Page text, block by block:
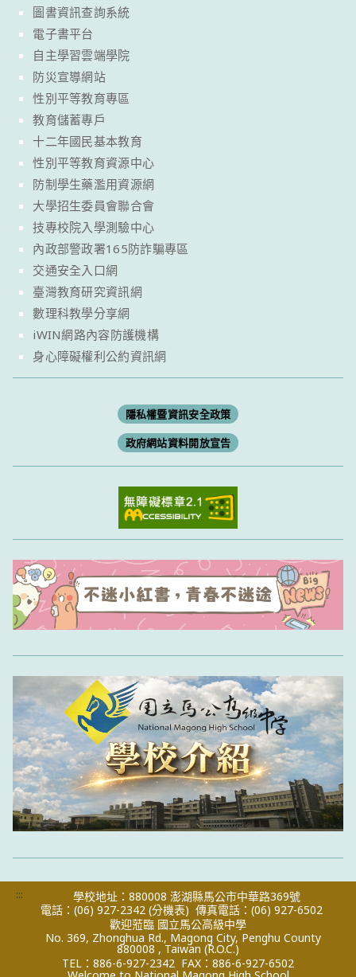
圖書資訊查詢系統
電子書平台
自主學習雲端學院
防災宣導網站
性別平等教育專區
教育儲蓄專戶
十二年國民基本教育
性別平等教育資源中心
防制學生藥濫用資源網
大學招生委員會聯合會
技專校院入學測驗中心
內政部警政署165防詐騙專區
交通安全入口網
臺灣教育研究資訊網
數理科教學分享網
iWIN網路內容防護機構
身心障礙權利公約資訊網
隱私權暨資訊安全政策
政府網站資料開放宣告
:::
學校地址：880008 澎湖縣馬公市中華路369號
電話：(06) 927-2342 (分機表) 傳真電話：(06) 927-6502
歡迎蒞臨 國立馬公高級中學
No. 369, Zhonghua Rd., Magong City, Penghu County
880008 , Taiwan (R.O.C.)
TEL：886-6-927-2342 FAX：886-6-927-6502